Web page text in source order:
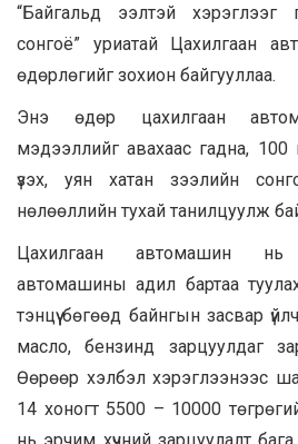
“Байгальд ээлтэй хэрэглээг
сонгоё” уриатай Цахилгаан
өдөрлөгийг зохион байгууллаа.
Энэ өдөр цахилгаан
мэдээллийг авахаас гадна, 100
үзэх, уян хатан зээлийн
нөлөөллийн тухай танилцуулж
Цахилгаан автомашин нь
автомашины адил бартаа
тэнцүү бөгөөд байнгын засвар
масло, бензинд зарцуулдаг
Өөрөөр хэлбэл хэрэглээнээс
14 хоногт 5500 – 10000